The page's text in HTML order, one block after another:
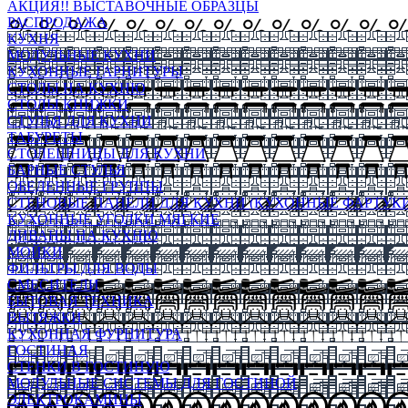
АКЦИЯ!! ВЫСТАВОЧНЫЕ ОБРАЗЦЫ
РАСПРОДАЖА
КУХНЯ
МОДУЛЬНЫЕ КУХНИ
КУХОННЫЕ ГАРНИТУРЫ
СТОЛЫ НА КУХНЮ
СТОЛЫ КНИЖКИ
СТУЛЬЯ ДЛЯ КУХНИ
ТАБУРЕТЫ
СТОЛЕШНИЦЫ ДЛЯ КУХНИ
БАРНЫЕ СТУЛЬЯ
ОБЕДЕННЫЕ ГРУППЫ
СТЕНОВЫЕ ПАНЕЛИ ДЛЯ КУХНИ (КУХОННЫЕ
КУХОННЫЕ УГОЛКИ МЯГКИЕ
ДИВАНЫ НА КУХНЮ
МОЙКИ
ФИЛЬТРЫ ДЛЯ ВОДЫ
СМЕСИТЕЛИ
БЫТОВАЯ ТЕХНИКА
ВЫТЯЖКИ
КУХОННАЯ ФУРНИТУРА
ГОСТИНАЯ
СТЕНКИ В ГОСТИНУЮ
МОДУЛЬНЫЕ СИСТЕМЫ ДЛЯ ГОСТИНОЙ
ЭЛЕКТРОКАМИНЫ